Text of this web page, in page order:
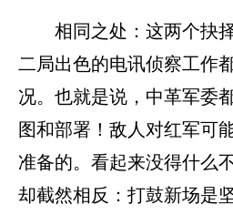
相同之处：这两个抉
二局出色的电讯侦察工作
况。也就是说，中革军委
图和部署！敌人对红军可
准备的。看起来没得什么
却截然相反：打鼓新场是